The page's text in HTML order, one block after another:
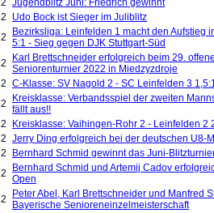
Jugendblitz Juni: Friedrich gewinnt
Udo Bock ist Sieger im Juliblitz
Bezirksliga: Leinfelden 1 macht den Aufstieg
5:1 - Sieg gegen DJK Stuttgart-Süd
Karl Brettschneider erfolgreich beim 29.
Seniorenturnier 2022 in Miedzyzdroje
C-Klasse: SV Nagold 2 - SC Leinfelden 3
Kreisklasse: Verbandsspiel der zweiten
fällt aus!!
Kreisklasse: Vaihingen-Rohr 2 - Leinfelden 2
Jerry Ding erfolgreich bei der deutschen U8-
Bernhard Schmid gewinnt das Juni-
Bernhard Schmid und Artemij Cadov
Open
Peter Abel, Karl Brettschneider und Manfred
Bayerische Senioreneinzelmeisterschaft